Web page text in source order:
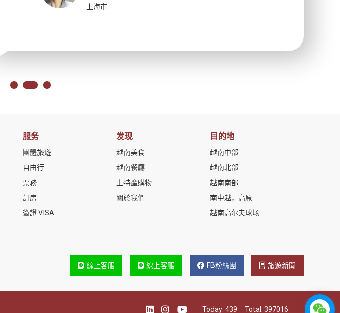
上海市
服务
團體旅遊
自由行
票務
訂房
簽證 VISA
发现
越南美食
越南餐廳
土特產購物
關於我們
目的地
越南中部
越南北部
越南南部
南中越，高原
越南高尔夫球场
線上客服 線上客服 FB粉絲團 旅遊新聞
Today: 439 Total: 397016